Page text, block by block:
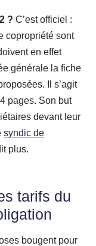
? C’est officiel :
copropriété sont
en effet
générale la fiche
Il s’agit
pages. Son but
devant leur
syndic de
plus.
tarifs du
bougent pour